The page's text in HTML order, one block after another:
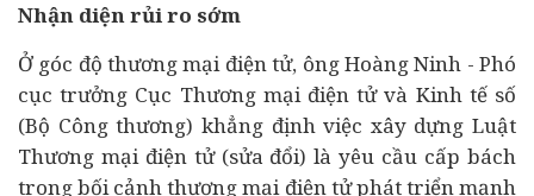
Nhận diện rủi ro sớm
Ở góc độ thương mại điện tử, ông Hoàng Ninh - Phó
cục trưởng Cục Thương mại điện tử và Kinh tếsố
(Bộ Công thương) khẳng định việc xây dựng Luật
Thương mại điện tử (sửa đổi) là yêu cầu cấp bách
trong bối cảnh thương mại điện tử phát triển mạnh